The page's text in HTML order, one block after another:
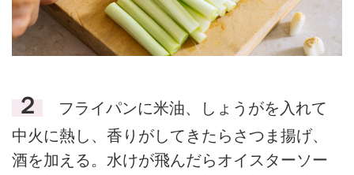
２
フライパンに米油、しょうがを入れて
中火に熱し、香りがしてきたらさつま揚げ、
酒を加える。水けが飛んだらオイスターソー